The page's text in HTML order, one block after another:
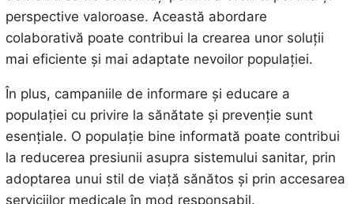
perspective valoroase. Această abordare
colaborativă poate contribui la crearea unor soluții
mai eficiente și mai adaptate nevoilor populației.
În plus, campaniile de informare și educare a
populației cu privire la sănătate și prevenție sunt
esențiale. O populație bine informată poate contribui
la reducerea presiunii asupra sistemului sanitar, prin
adoptarea unui stil de viață sănătos și prin accesarea
serviciilor medicale în mod responsabil.